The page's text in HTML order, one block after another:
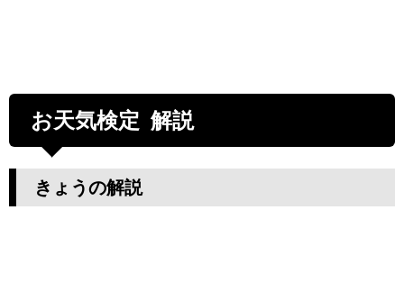
お天気検定 解説
きょうの解説